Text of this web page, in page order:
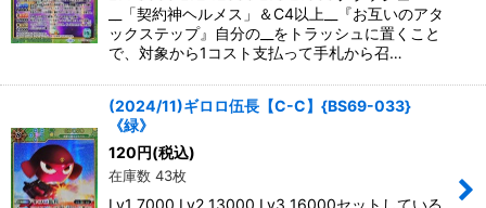
__「契約神ヘルメス」＆C4以上__『お互いのアタ
ックステップ』自分の__をトラッシュに置くこと
で、対象から1コスト支払って手札から召…
(2024/11)ギロロ伍長【C-C】{BS69-033}
《緑》
120 円(税込)
在庫数 43枚